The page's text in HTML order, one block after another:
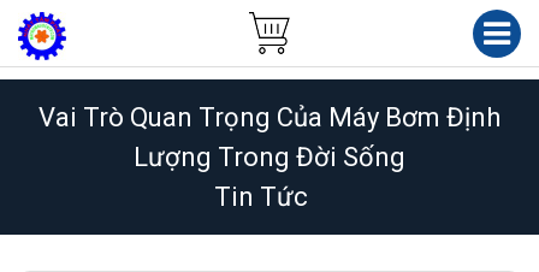
Vai Trò Quan Trọng Của Máy Bơm Định
Lượng Trong Đời Sống
Tin Tức